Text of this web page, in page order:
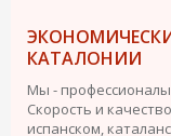
КАТАЛОНИИ
Мы -
Скорость и
испанском,